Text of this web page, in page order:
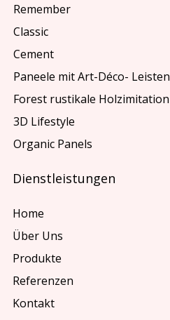
Remember
Classic
Cement
Paneele mit Art-Déco- Leisten
Forest rustikale Holzimitation
3D Lifestyle
Organic Panels
Dienstleistungen
Home
Über Uns
Produkte
Referenzen
Kontakt